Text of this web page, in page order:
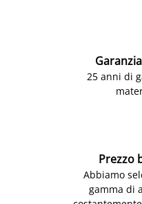
25 anni di
Prezzo
Abbiamo
gamma di